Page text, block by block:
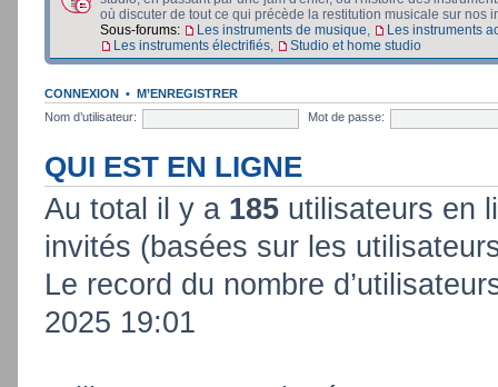
où discuter de tout ce qui précède la restitution musicale sur nos
Sous-forums:
Les instruments de musique
Les instruments
Les instruments électrifiés
Studio et home studio
CONNEXION • M’ENREGISTRER
Nom d’utilisateur:
Mot de passe:
QUI EST EN LIGNE
Au total il y a 185 utilisateurs en
invités (basées sur les
Le record du nombre
2025 19:01